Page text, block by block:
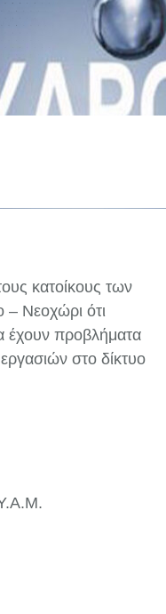
κατοίκους των
Νεοχώρι ότι
έχουν προβλήματα
στο δίκτυο